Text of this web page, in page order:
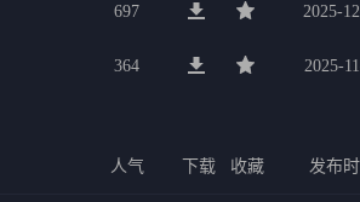
697 2025-
364 2025-
人气 下载 收藏 发布时